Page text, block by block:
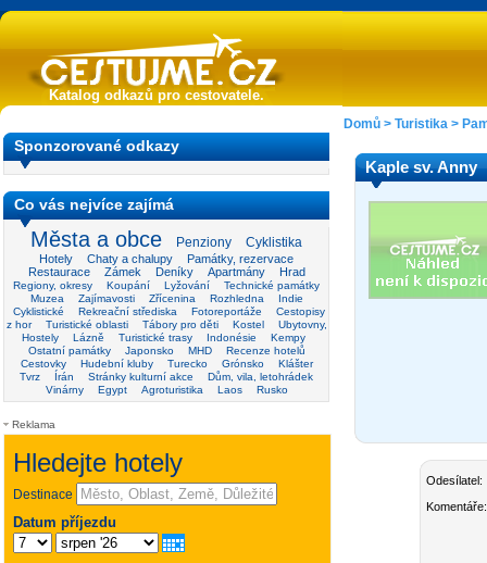
Katalog odkazů pro cestovatele.
Sponzorované odkazy
Co vás nejvíce zajímá
Města a obce Penziony Cyklistika
Hotely Chaty a chalupy
Památky, rezervace
Restaurace
Zámek Deníky Apartmány Hrad
Regiony, okresy Koupání Lyžování
Technické památky
Muzea
Zajímavosti Zřícenina Rozhledna
Indie
Cyklistické
Rekreační střediska Fotoreportáže
Cestopisy
z hor
Turistické oblasti Tábory pro děti Kostel
Ubytovny,
Hostely
Lázně Turistické trasy Indonésie
Kempy
Ostatní památky
Japonsko MHD
Recenze hotelů
Cestovky
Hudební kluby Turecko Grónsko
Klášter
Tvrz
Írán Stránky kulturní akce
Dům, vila, letohrádek
Vinárny
Egypt Agroturistika Laos Rusko
Reklama
Domů > Turistika >
Kaple sv. Anny
Odesílatel:
Komentáře: